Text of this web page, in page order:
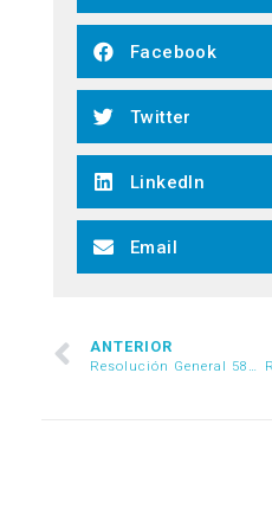
Facebook
Twitter
LinkedIn
Email
ANTERIOR
Resolución General 5866/2026